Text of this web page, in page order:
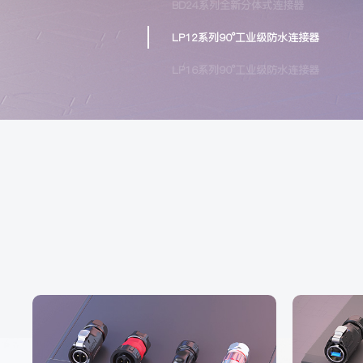
LP12系列90°工业级防水连接器
LP16系列90°工业级防水连接器
LP20系列90°工业级防水连接器